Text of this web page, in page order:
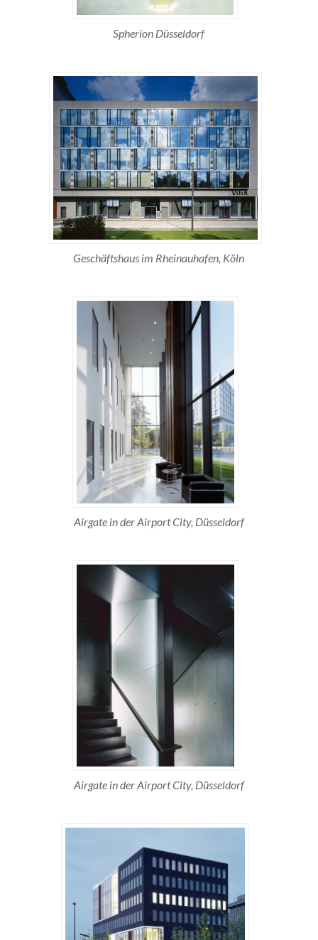
Spherion Düsseldorf
Geschäftshaus im Rheinauhafen, Köln
Airgate in der Airport City, Düsseldorf
Airgate in der Airport City, Düsseldorf